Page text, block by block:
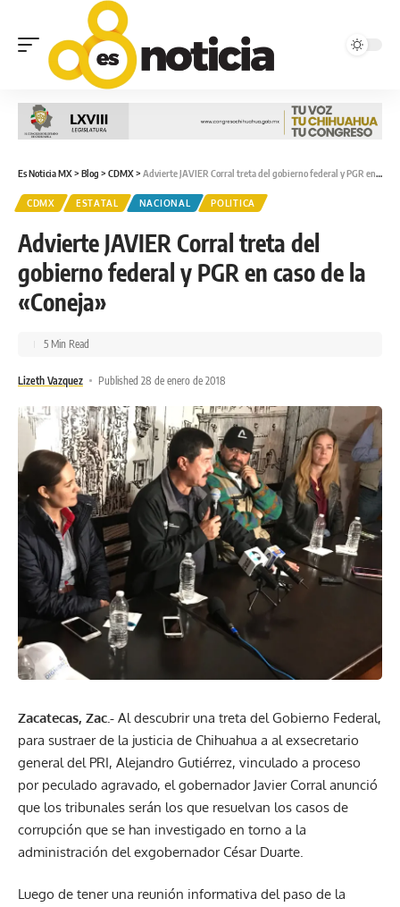
Es Noticia MX> Blog > CDMX> Advierte JAVIER Corral treta del gobierno federal y PGR en caso de la «Coneja»
CDMX ESTATAL NACIONAL POLITICA
Advierte JAVIER Corral treta del
gobierno federal y PGR en caso de la
«Coneja»
Lizeth Vazquez Published 28 de enero de 2018
5 Min Read
Zacatecas, Zac.- Al descubrir una treta del Gobierno Federal,
para sustraer de la justicia de Chihuahua a al exsecretario
general del PRI, Alejandro Gutiérrez, vinculado a proceso
por peculado agravado, el gobernador Javier Corral anunció
que los tribunales serán los que resuelvan los casos de
corrupción que se han investigado en torno a la
administración del exgobernador César Duarte.
Luego de tener una reunión informativa del paso de la